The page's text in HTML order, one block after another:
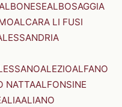
ALBOSAGGIA
ALCARA LI FUSI
ALEZIOALFANO
NATTAALFONSINE
ALIAALIANO